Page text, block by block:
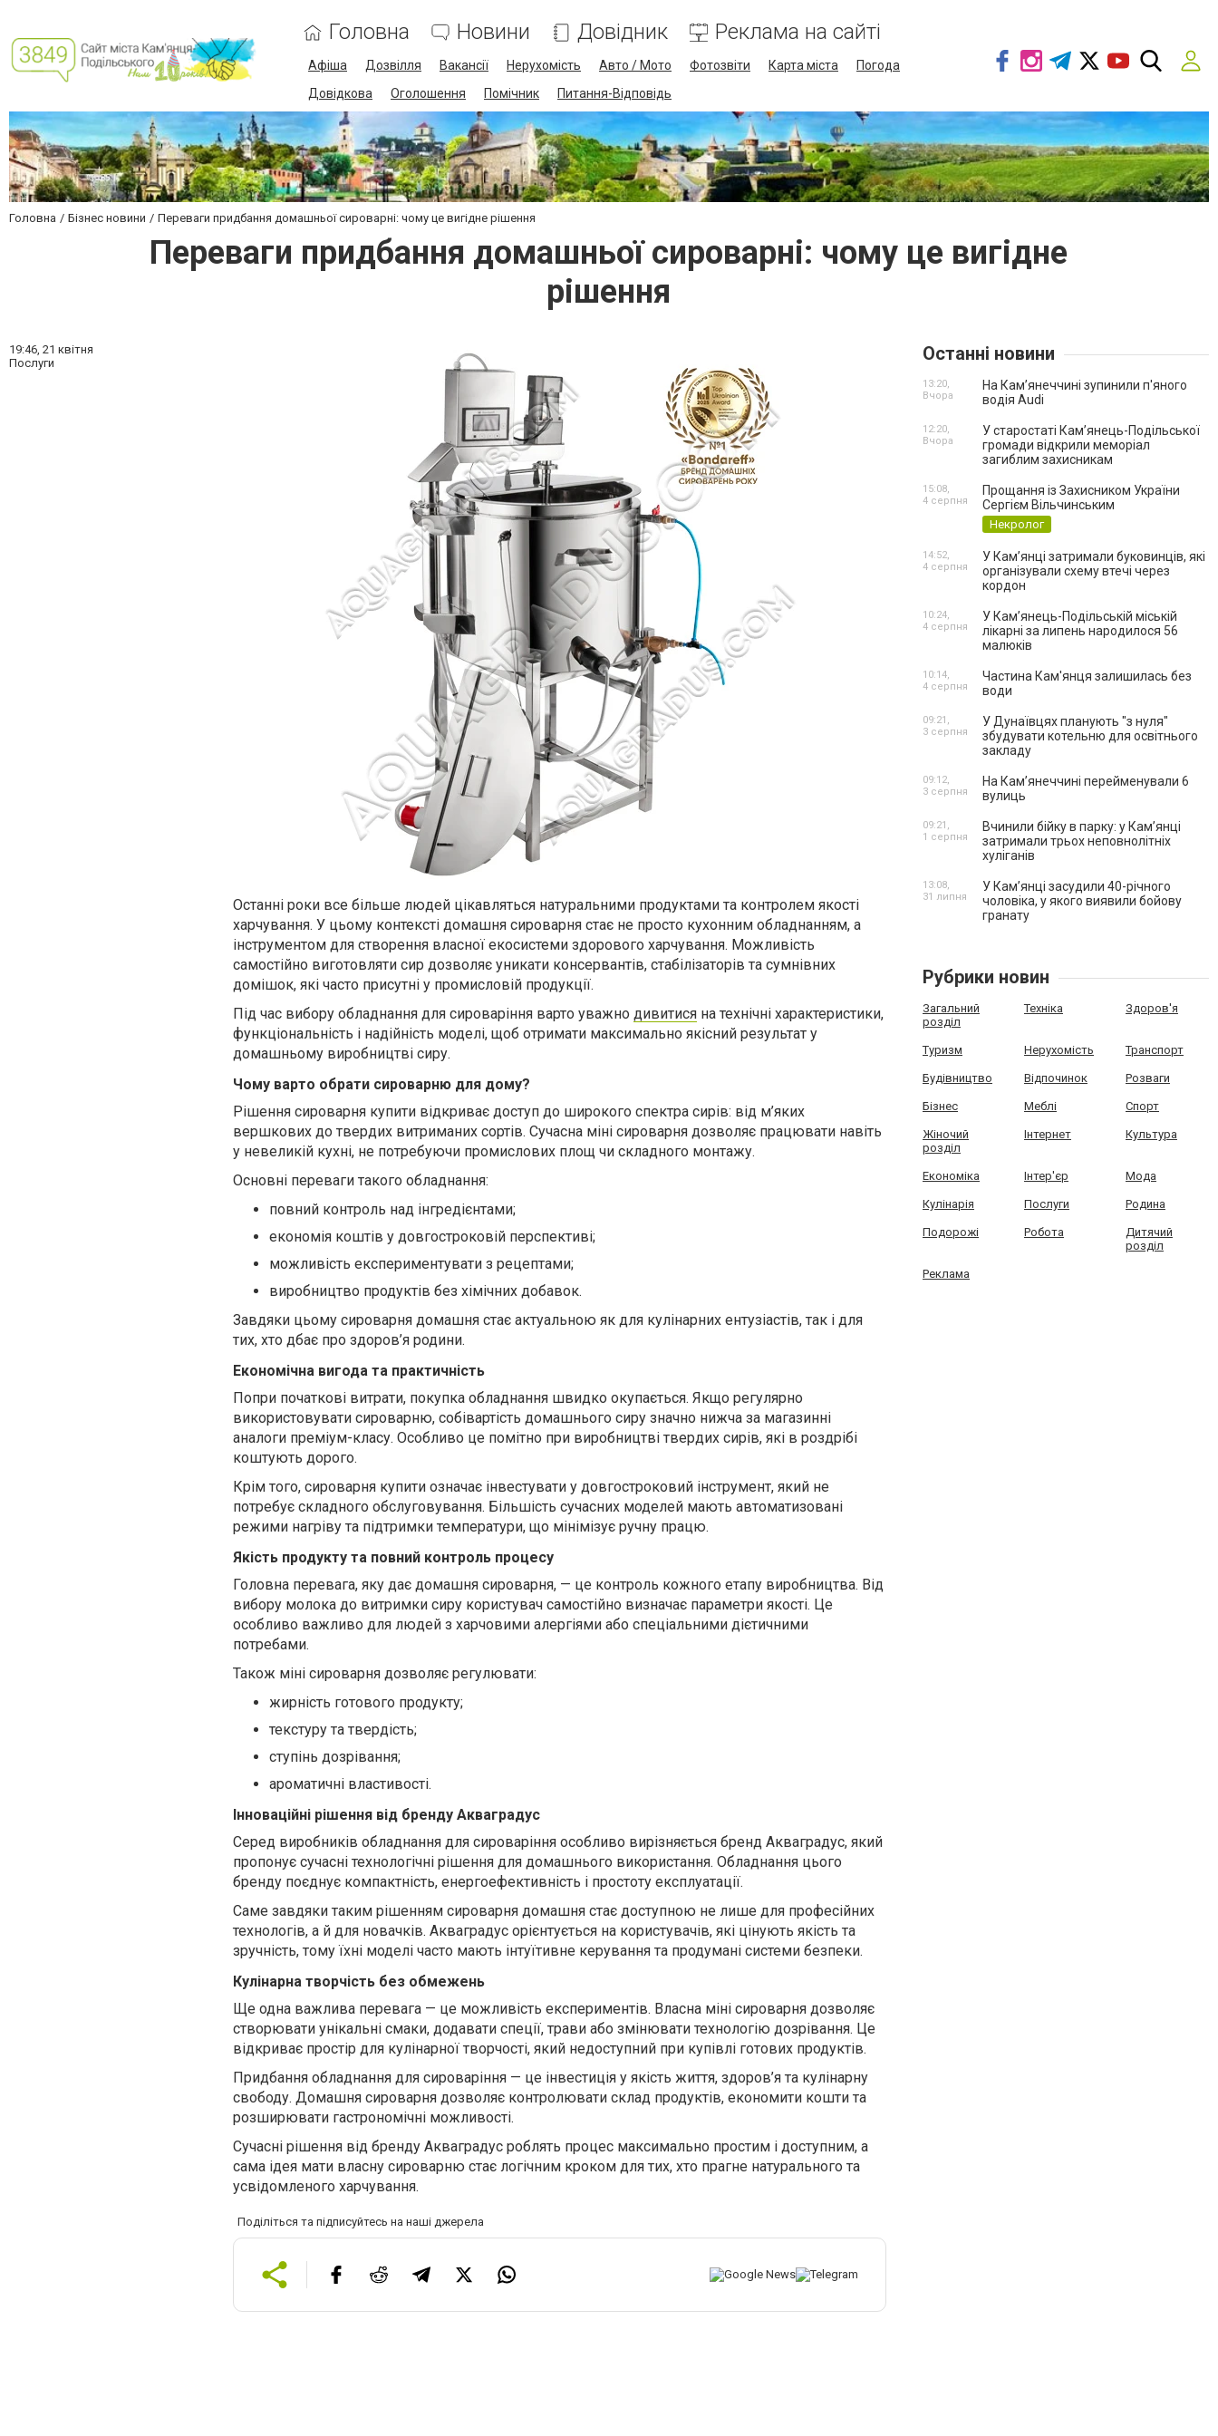
Головна Новини Довідник Реклама на сайті
Афіша Дозвілля Вакансії Нерухомість Авто / Мото Фотозвіти Карта міста
Погода
Довідкова
Оголошення Помічник Питання-Відповідь
Головна Бізнес новини Переваги придбання домашньої сироварні: чому це вигідне рішення
Переваги придбання домашньої сироварні: чому це вигідне
рішення
19:46, 21 квітня
Послуги
Останні роки все більше людей цікавляться натуральними продуктами та контролем якості
харчування. У цьому контексті домашня сироварня стає не просто кухонним обладнанням, а
інструментом для створення власної екосистеми здорового харчування. Можливість
самостійно виготовляти сир дозволяє уникати консервантів, стабілізаторів та сумнівних
домішок, які часто присутні у промисловій продукції.
Під час вибору обладнання для сироваріння варто уважно дивитися на технічні характеристики,
функціональність і надійність моделі, щоб отримати максимально якісний результат у
домашньому виробництві сиру.
Чому варто обрати сироварню для дому?
Рішення сироварня купити відкриває доступ до широкого спектра сирів: від м’яких
вершкових до твердих витриманих сортів. Сучасна міні сироварня дозволяє працювати навіть
у невеликій кухні, не потребуючи промислових площ чи складного монтажу.
Основні переваги такого обладнання:
повний контроль над інгредієнтами;
економія коштів у довгостроковій перспективі;
можливість експериментувати з рецептами;
виробництво продуктів без хімічних добавок.
Завдяки цьому сироварня домашня стає актуальною як для кулінарних ентузіастів, так і для
тих, хто дбає про здоров’я родини.
Економічна вигода та практичність
Попри початкові витрати, покупка обладнання швидко окупається. Якщо регулярно
використовувати сироварню, собівартість домашнього сиру значно нижча за магазинні
аналоги преміум-класу. Особливо це помітно при виробництві твердих сирів, які в роздрібі
коштують дорого.
Крім того, сироварня купити означає інвестувати у довгостроковий інструмент, який не
потребує складного обслуговування. Більшість сучасних моделей мають автоматизовані
режими нагріву та підтримки температури, що мінімізує ручну працю.
Якість продукту та повний контроль процесу
Головна перевага, яку дає домашня сироварня, — це контроль кожного етапу виробництва. Від
вибору молока до витримки сиру користувач самостійно визначає параметри якості. Це
особливо важливо для людей з харчовими алергіями або спеціальними дієтичними
потребами.
Також міні сироварня дозволяє регулювати:
жирність готового продукту;
текстуру та твердість;
ступінь дозрівання;
ароматичні властивості.
Інноваційні рішення від бренду Акваградус
Серед виробників обладнання для сироваріння особливо вирізняється бренд Акваградус, який
пропонує сучасні технологічні рішення для домашнього використання. Обладнання цього
бренду поєднує компактність, енергоефективність і простоту експлуатації.
Саме завдяки таким рішенням сироварня домашня стає доступною не лише для професійних
технологів, а й для новачків. Акваградус орієнтується на користувачів, які цінують якість та
зручність, тому їхні моделі часто мають інтуїтивне керування та продумані системи безпеки.
Кулінарна творчість без обмежень
Ще одна важлива перевага — це можливість експериментів. Власна міні сироварня дозволяє
створювати унікальні смаки, додавати спеції, трави або змінювати технологію дозрівання. Це
відкриває простір для кулінарної творчості, який недоступний при купівлі готових продуктів.
Придбання обладнання для сироваріння — це інвестиція у якість життя, здоров’я та кулінарну
свободу. Домашня сироварня дозволяє контролювати склад продуктів, економити кошти та
розширювати гастрономічні можливості.
Сучасні рішення від бренду Акваградус роблять процес максимально простим і доступним, а
сама ідея мати власну сироварню стає логічним кроком для тих, хто прагне натурального та
усвідомленого харчування.
Поділіться та підписуйтесь на наші джерела
Останні новини
На Камʼянеччині зупинили п'яного
водія Audi
13:20,
Вчора
У старостаті Кам’янець-Подільської
громади відкрили меморіал
загиблим захисникам
12:20,
Вчора
Прощання із Захисником України
Сергієм Вільчинським
Некролог
15:08,
4 серпня
У Кам’янці затримали буковинців, які
організували схему втечі через
кордон
14:52,
4 серпня
У Кам’янець-Подільській міській
лікарні за липень народилося 56
малюків
10:24,
4 серпня
Частина Кам'янця залишилась без
води
10:14,
4 серпня
У Дунаївцях планують "з нуля"
збудувати котельню для освітнього
закладу
09:21,
3 серпня
На Камʼянеччині перейменували 6
вулиць
09:12,
3 серпня
Вчинили бійку в парку: у Кам’янці
затримали трьох неповнолітніх
хуліганів
09:21,
1 серпня
У Камʼянці засудили 40-річного
чоловіка, у якого виявили бойову
гранату
13:08,
31 липня
Рубрики новин
Загальний
розділ
Техніка Здоров'я
Туризм Нерухомість Транспорт
Будівництво Відпочинок Розваги
Бізнес Меблі Спорт
Жіночий
розділ
Інтернет Культура
Економіка Інтер'єр Мода
Кулінарія Послуги Родина
Подорожі Робота
Дитячий
розділ
Реклама